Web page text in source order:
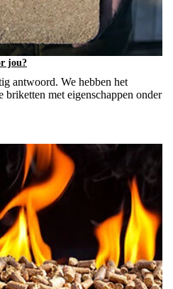
jou?
antwoord. We hebben het
met eigenschappen onder